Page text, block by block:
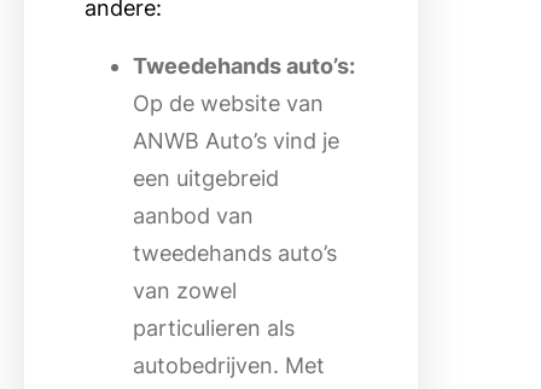
andere:
Tweedehands auto’s:
Op de website van
ANWB Auto’s vind je
een uitgebreid
aanbod van
tweedehands auto’s
van zowel
particulieren als
autobedrijven. Met